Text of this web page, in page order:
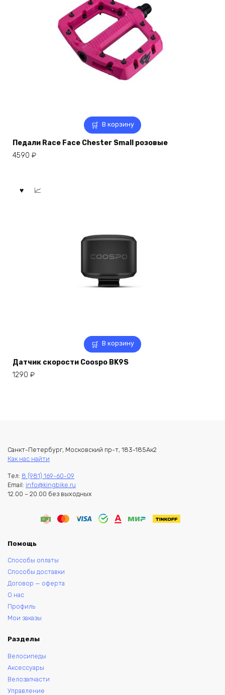
В корзину
Педали Race Face Chester Small розовые
4590 ₽
В корзину
Датчик скорости Coospo BK9S
1290 ₽
Санкт-Петербург, Московский пр-т, 183-185Ак2
Как нас найти
Тел: 8 (981) 169-60-09
Email: info@kingbike.ru
12.00 – 20.00 без выходных
Помощь
Способы оплаты
Способы доставки
Договор — оферта
О нас
Профиль
Мои заказы
Разделы
Велосипеды
Аксессуары
Велозапчасти
Управление